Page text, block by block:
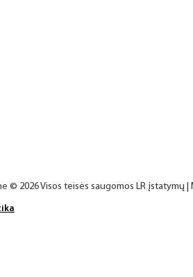
© 2026 Visos teisės saugomos LR įstatymų